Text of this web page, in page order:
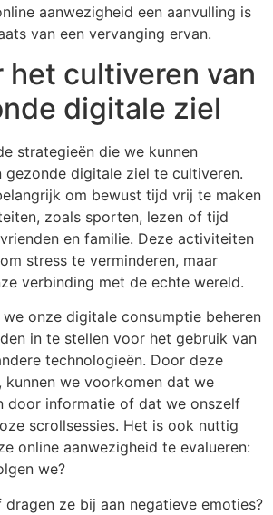
aanwezigheid een aanvulling is
van een vervanging ervan.
het cultiveren van
digitale ziel
strategieën die we kunnen
gezonde digitale ziel te cultiveren.
om bewust tijd vrij te maken
zoals sporten, lezen of tijd
en familie. Deze activiteiten
stress te verminderen, maar
verbinding met de echte wereld.
we onze digitale consumptie beheren
in te stellen voor het gebruik van
technologieën. Door deze
kunnen we voorkomen dat we
door informatie of dat we onszelf
scrollsessies. Het is ook nuttig
online aanwezigheid te evalueren:
we?
ze bij aan negatieve emoties?